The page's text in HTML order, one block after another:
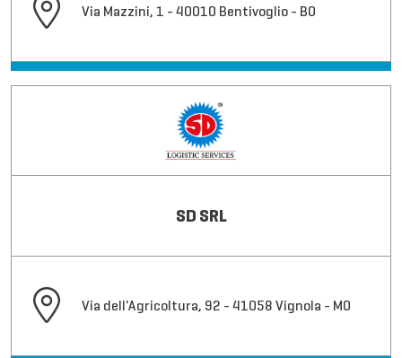
Via Mazzini, 1 - 40010 Bentivoglio - BO
SD SRL
Via dell'Agricoltura, 92 - 41058 Vignola - MO